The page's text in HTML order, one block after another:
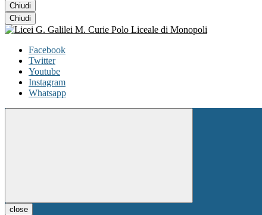
Chiudi
Chiudi
Facebook
Twitter
Youtube
Instagram
Whatsapp
close